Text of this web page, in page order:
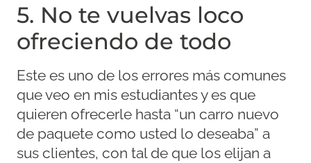
5. No te vuelvas loco
ofreciendo de todo
Este es uno de los errores más comunes
que veo en mis estudiantes y es que
quieren ofrecerle hasta “un carro nuevo
de paquete como usted lo deseaba” a
sus clientes, con tal de que los elijan a